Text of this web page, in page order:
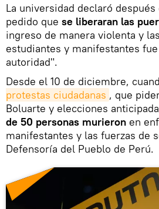
La universidad declaró después
pedido que se liberaran las
ingreso de manera violenta y
estudiantes y manifestantes
autoridad".
Desde el 10 de diciembre,
protestas ciudadanas , que
Boluarte y elecciones
de 50 personas murieron en
manifestantes y las fuerzas de
Defensoría del Pueblo de Perú.